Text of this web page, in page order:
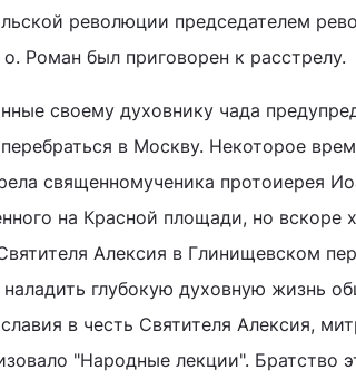
революции председателем
Роман был приговорен к расстрелу.
своему духовнику чада
в Москву. Некоторое
священномученика протоиерея
на Красной площади, но вскоре
Алексия в Глинищевском
глубокую духовную жизнь
в честь Святителя Алексия,
"Народные лекции". Братство